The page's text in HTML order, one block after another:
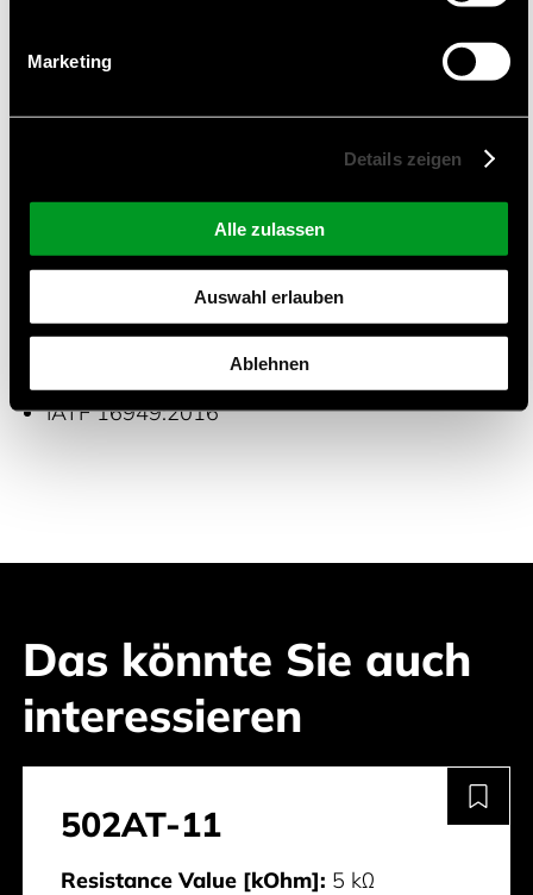
Marketing
Details zeigen
Alle zulassen
Auswahl erlauben
Ablehnen
Automobil-Elektronik
Industrie Elektronik
Ausrüstung für die Automatisierung
Zertifizierungen und Qualitätsmanagement
ISO 9001:2015
ISO 13485:2016
IATF 16949:2016
Das könnte Sie auch
interessieren
502AT-11
Resistance Value [kOhm]: 5 kΩ